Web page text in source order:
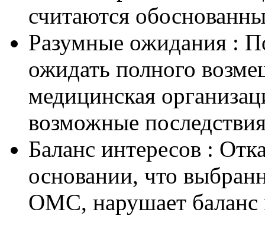
считаются
Разумные ожидания :
ожидать полного
медицинская
возможные
Баланс интересов :
основании, что
ОМС, нарушает баланс